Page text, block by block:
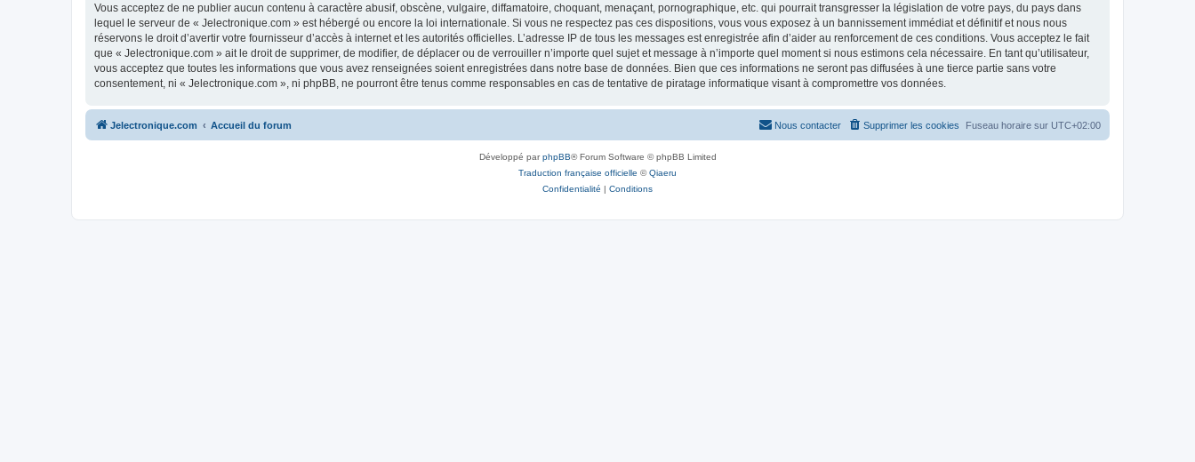
Vous acceptez de ne publier aucun contenu à caractère abusif, obscène, vulgaire, diffamatoire, choquant, menaçant, pornographique, etc. qui pourrait transgresser la législation de votre pays, du pays dans
lequel le serveur de « Jelectronique.com » est hébergé ou encore la loi internationale. Si vous ne respectez pas ces dispositions, vous vous exposez à un bannissement immédiat et définitif et nous nous
réservons le droit d’avertir votre fournisseur d’accès à internet et les autorités officielles. L’adresse IP de tous les messages est enregistrée afin d’aider au renforcement de ces conditions. Vous acceptez le fait
que « Jelectronique.com » ait le droit de supprimer, de modifier, de déplacer ou de verrouiller n’importe quel sujet et message à n’importe quel moment si nous estimons cela nécessaire. En tant qu’utilisateur,
vous acceptez que toutes les informations que vous avez renseignées soient enregistrées dans notre base de données. Bien que ces informations ne seront pas diffusées à une tierce partie sans votre
consentement, ni « Jelectronique.com », ni phpBB, ne pourront être tenus comme responsables en cas de tentative de piratage informatique visant à compromettre vos données.
Jelectronique.com Accueil du forum Fuseau horaire sur UTC+02:00
Supprimer les cookies
Nous contacter
Développé parphpBB® Forum Software © phpBB Limited
Traduction française officielle ©Qiaeru
Confidentialité | Conditions